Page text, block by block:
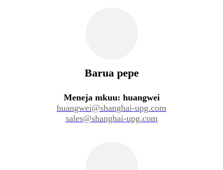
Barua pepe
Meneja mkuu: huangwei
huangwei@shanghai-upg.com
sales@shanghai-upg.com